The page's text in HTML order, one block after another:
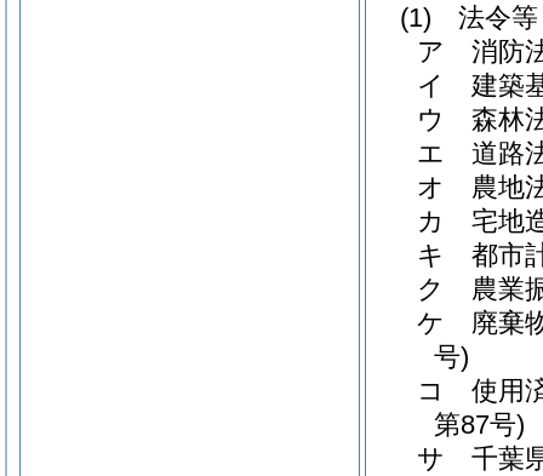
(1)
法令
ア
消防
イ
建築
ウ
森林
エ
道路
オ
農地
カ
宅地
キ
都市
ク
農業
ケ
廃棄
号)
コ
使用
第87号)
サ
千葉